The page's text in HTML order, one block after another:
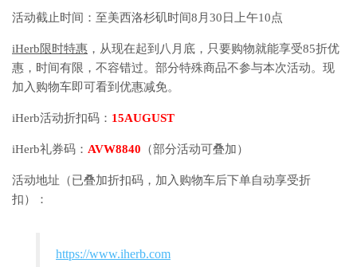
活动截止时间：至美西洛杉矶时间8月30日上午10点
iHerb限时特惠 ，从现在起到八月底，只要购物就能享受85折优
惠，时间有限，不容错过。部分特殊商品不参与本次活动。现
加入购物车即可看到优惠减免。
iHerb活动折扣码： 15AUGUST
iHerb礼券码： AVW8840 （部分活动可叠加）
活动地址（已叠加折扣码，加入购物车后下单自动享受折
扣）：
https://www.iherb.com